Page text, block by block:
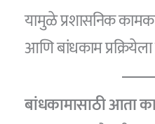
यामुळे प्रशासनिक
आणि बांधकाम
बांधकामासाठी आता